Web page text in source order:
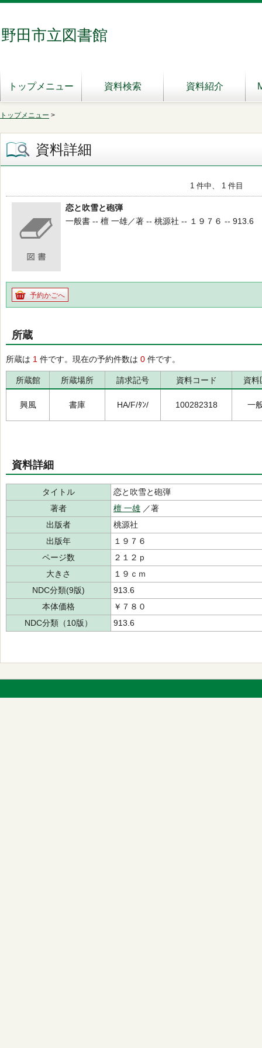
野田市立図書館
トップメニュー 資料検索 資料紹介
トップメニュー >
資料詳細
1 件中、 1 件目
恋と吹雪と砲弾
一般書 -- 檀 一雄／著 -- 桃源社 -- １９７６ -- 913.6
予約かごへ
所蔵
所蔵は 1 件です。現在の予約件数は 0 件です。
所蔵館 所蔵場所 請求記号 資料コード 資料
興風 書庫 HA/F/ﾀﾝ/ 100282318 一
資料詳細
タイトル
恋と吹雪と砲弾
著者
檀 一雄 ／著
出版者
桃源社
出版年
１９７６
ページ数
２１２ｐ
大きさ
１９ｃｍ
NDC分類(9版)
913.6
本体価格
￥７８０
NDC分類（10版）
913.6